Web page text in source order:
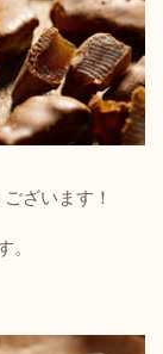
ざいます！
。